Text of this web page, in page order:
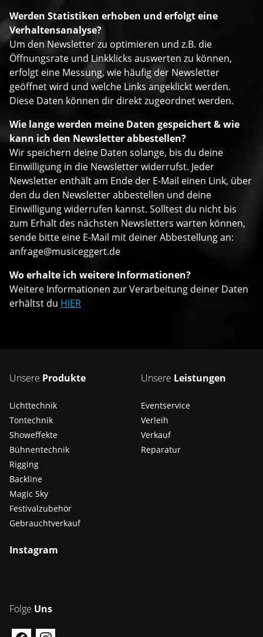
Werden Statistiken erhoben und erfolgt eine
Verhaltensanalyse?
Um den Newsletter zu optimieren und z.B. die
Öffnungsrate und Linkklicks auswerten zu können,
erfolgt eine Messung, wie häufig der Newsletter
geöffnet wird und welche Links angeklickt werden.
Diese Daten können dir direkt zugeordnet werden.
Wie lange werden meine Daten gespeichert & wie
kann ich den Newsletter abbestellen?
Wir speichern deine Daten solange, bis du deine
Einwilligung in die Newsletter widerrufst. Jeder
Newsletter enthält am Ende der E-Mail einen Link, über
den du den Newsletter abbestellen und deine
Einwilligung widerrufen kannst. Solltest du nicht bis
zum Erhalt des nächsten Newsletters warten können,
sende bitte eine E-Mail mit deiner Abbestellung an:
anfrage@musiceggert.de
Wo erhalte ich weitere Informationen?
Weitere Informationen zur Verarbeitung deiner Daten
erhältst du HIER
Unsere Produkte
Lichttechnik
Tontechnik
Showeffekte
Bühnentechnik
Rigging
Backline
Magic Sky
Festivalzubehör
Gebrauchtverkauf
Unsere Leistungen
Eventservice
Verleih
Verkauf
Reparatur
Instagram
Folge Uns